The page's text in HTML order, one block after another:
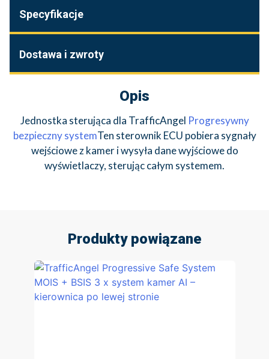
Specyfikacje
Dostawa i zwroty
Opis
Jednostka sterująca dla TrafficAngel Progresywny
bezpieczny systemTen sterownik ECU pobiera sygnały
wejściowe z kamer i wysyła dane wyjściowe do
wyświetlaczy, sterując całym systemem.
Produkty powiązane